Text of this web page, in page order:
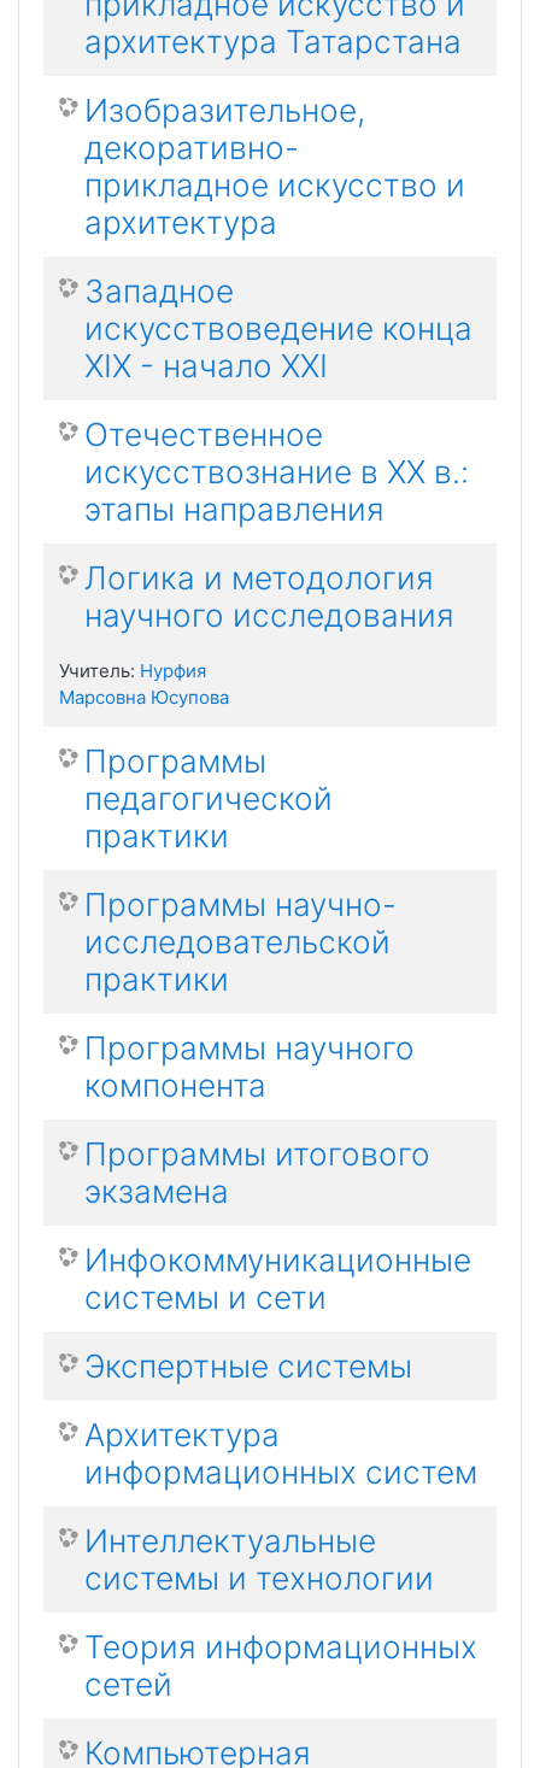
архитектура Татарстана
Изобразительное,
декоративно-
прикладное искусство и
архитектура
Западное
искусствоведение конца
XIX - начало XXI
Отечественное
искусствознание в XX в.:
этапы направления
Логика и методология
научного исследования
Учитель: Нурфия
Марсовна Юсупова
Программы
педагогической
практики
Программы научно-
исследовательской
практики
Программы научного
компонента
Программы итогового
экзамена
Инфокоммуникационные
системы и сети
Экспертные системы
Архитектура
информационных систем
Интеллектуальные
системы и технологии
Теория информационных
сетей
Компьютерная